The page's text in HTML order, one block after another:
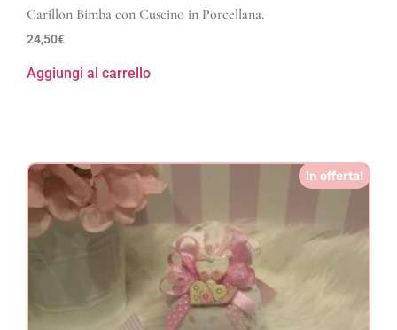
Carillon Bimba con Cuscino in Porcellana.
24,50€
Aggiungi al carrello
In offerta!